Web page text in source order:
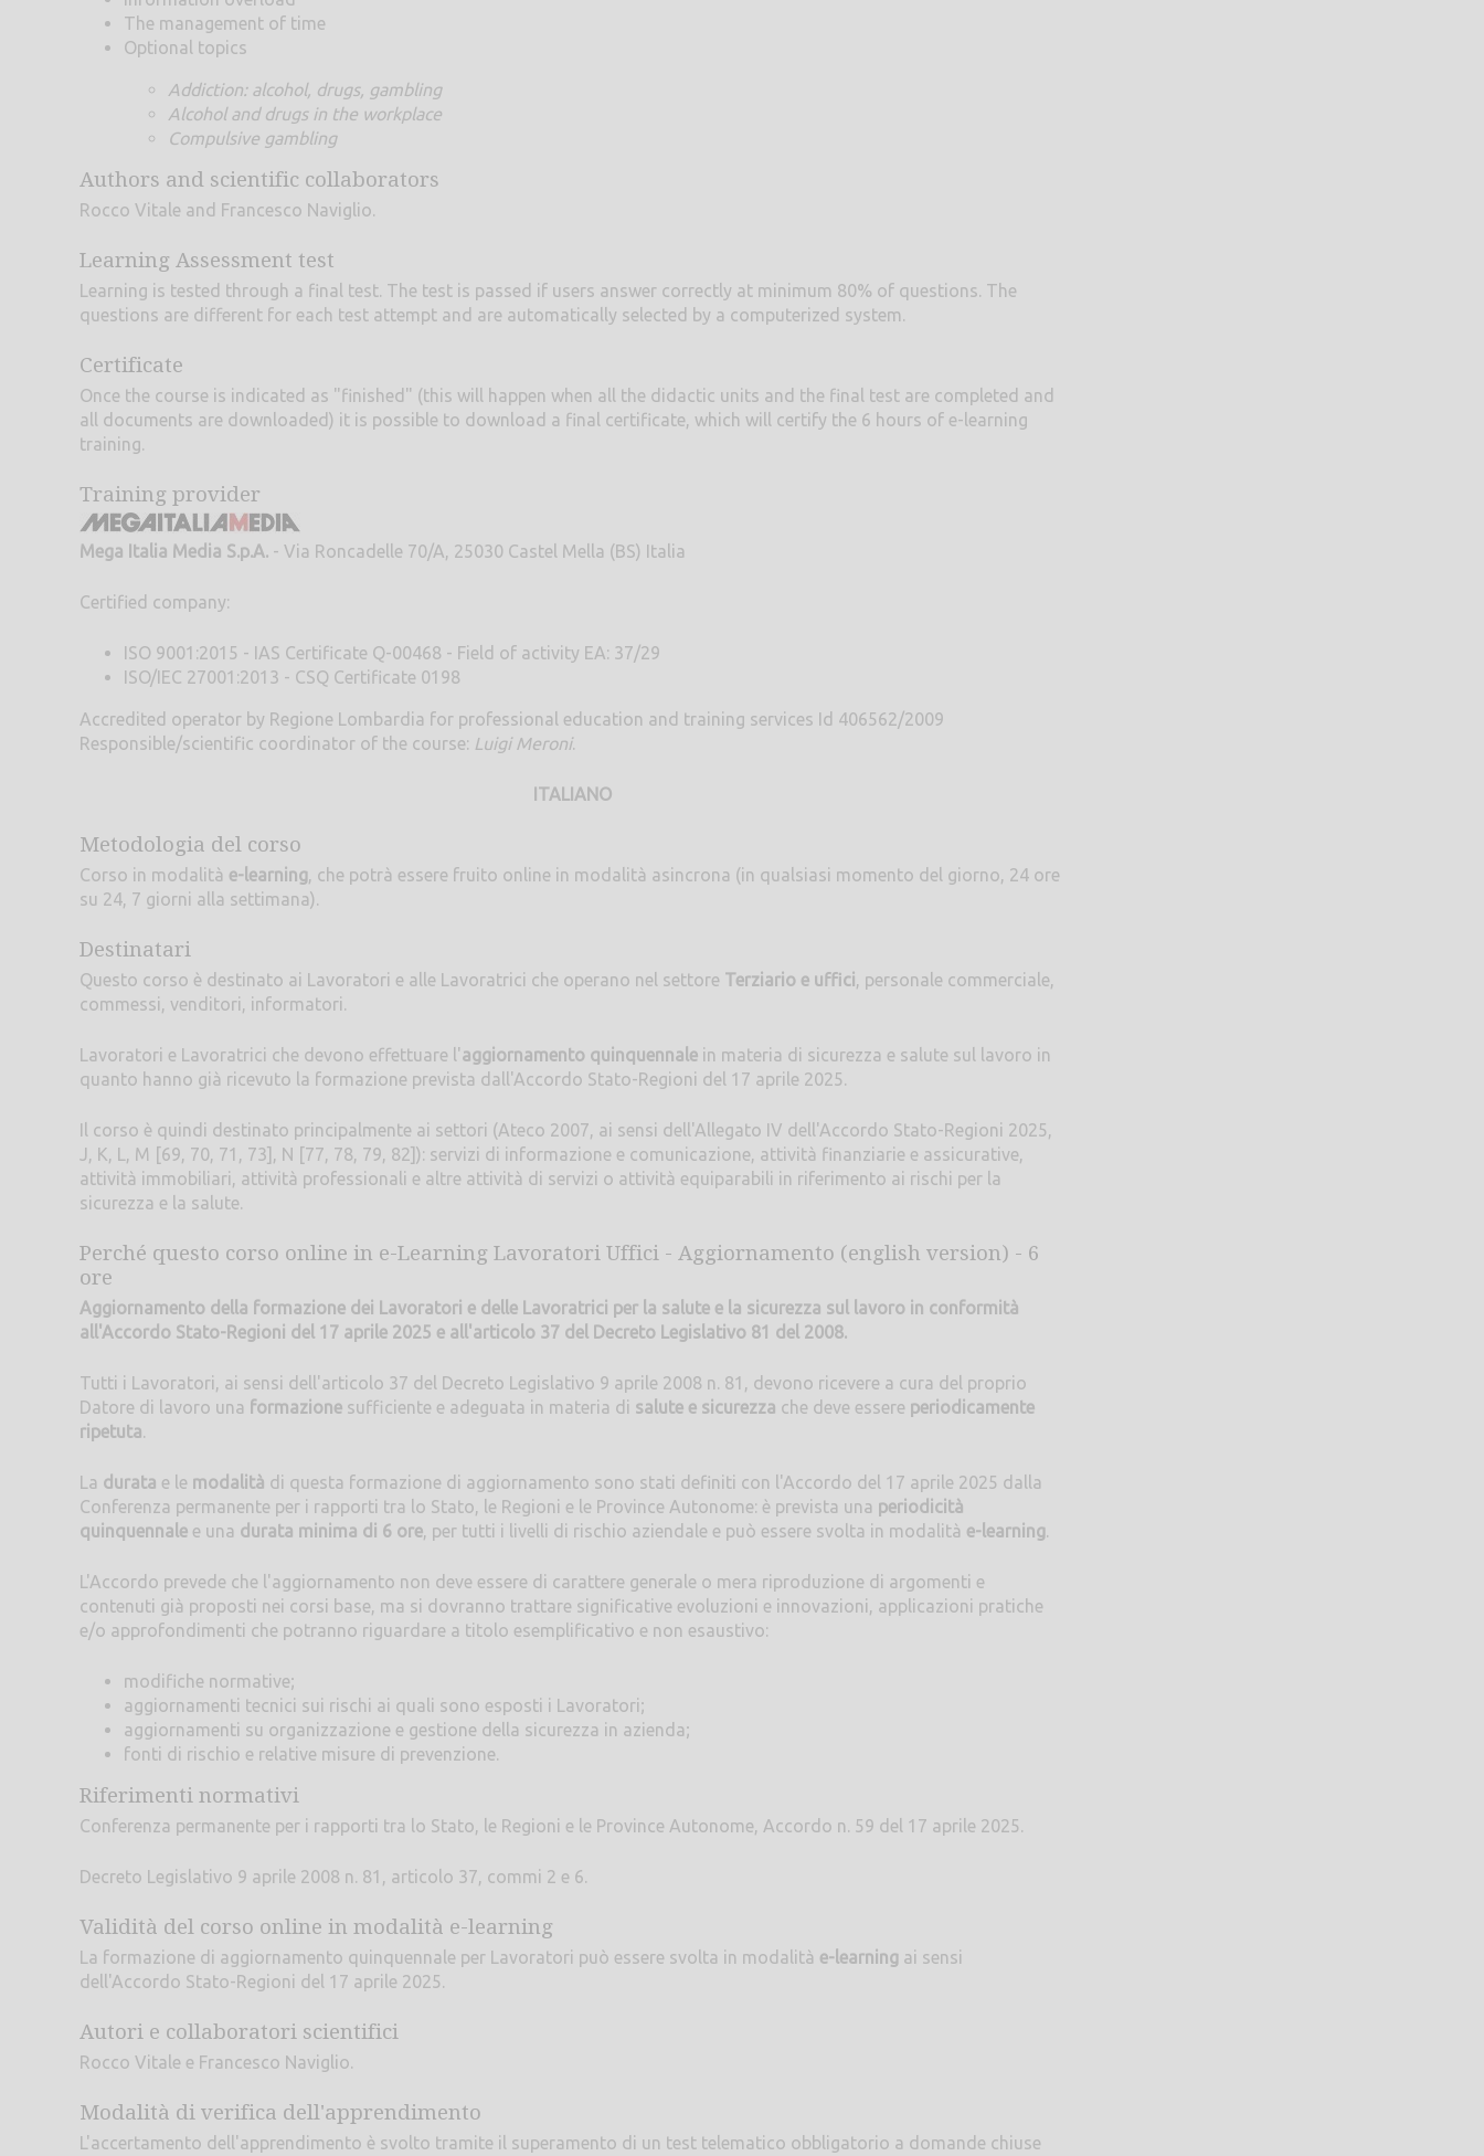
The management of time
Optional topics
Addiction: alcohol, drugs, gambling
Alcohol and drugs in the workplace
Compulsive gambling
Authors and scientific collaborators
Rocco Vitale and Francesco Naviglio.
Learning Assessment test
Learning is tested through a final test. The test is passed if users answer correctly at minimum 80% of questions. The
questions are different for each test attempt and are automatically selected by a computerized system.
Certificate
Once the course is indicated as "finished" (this will happen when all the didactic units and the final test are completed and
all documents are downloaded) it is possible to download a final certificate, which will certify the 6 hours of e-learning
training.
Training provider
Mega Italia Media S.p.A. - Via Roncadelle 70/A, 25030 Castel Mella (BS) Italia
Certified company:
ISO 9001:2015 - IAS Certificate Q-00468 - Field of activity EA: 37/29
ISO/IEC 27001:2013 - CSQ Certificate 0198
Accredited operator by Regione Lombardia for professional education and training services Id 406562/2009
Responsible/scientific coordinator of the course: Luigi Meroni.
ITALIANO
Metodologia del corso
Corso in modalità e-learning, che potrà essere fruito online in modalità asincrona (in qualsiasi momento del giorno, 24 ore
su 24, 7 giorni alla settimana).
Destinatari
Questo corso è destinato ai Lavoratori e alle Lavoratrici che operano nel settore Terziario e uffici, personale commerciale,
commessi, venditori, informatori.
Lavoratori e Lavoratrici che devono effettuare l'aggiornamento quinquennale in materia di sicurezza e salute sul lavoro in
quanto hanno già ricevuto la formazione prevista dall'Accordo Stato-Regioni del 17 aprile 2025.
Il corso è quindi destinato principalmente ai settori (Ateco 2007, ai sensi dell'Allegato IV dell'Accordo Stato-Regioni 2025,
J, K, L, M [69, 70, 71, 73], N [77, 78, 79, 82]): servizi di informazione e comunicazione, attività finanziarie e assicurative,
attività immobiliari, attività professionali e altre attività di servizi o attività equiparabili in riferimento ai rischi per la
sicurezza e la salute.
Perché questo corso online in e-Learning Lavoratori Uffici - Aggiornamento (english version) - 6
ore
Aggiornamento della formazione dei Lavoratori e delle Lavoratrici per la salute e la sicurezza sul lavoro in conformità
all'Accordo Stato-Regioni del 17 aprile 2025 e all'articolo 37 del Decreto Legislativo 81 del 2008.
Tutti i Lavoratori, ai sensi dell'articolo 37 del Decreto Legislativo 9 aprile 2008 n. 81, devono ricevere a cura del proprio
Datore di lavoro una formazione sufficiente e adeguata in materia di salute e sicurezza che deve essere periodicamente
ripetuta.
La durata e le modalità di questa formazione di aggiornamento sono stati definiti con l'Accordo del 17 aprile 2025 dalla
Conferenza permanente per i rapporti tra lo Stato, le Regioni e le Province Autonome: è prevista una periodicità
quinquennale e una durata minima di 6 ore, per tutti i livelli di rischio aziendale e può essere svolta in modalità e-learning.
L'Accordo prevede che l'aggiornamento non deve essere di carattere generale o mera riproduzione di argomenti e
contenuti già proposti nei corsi base, ma si dovranno trattare significative evoluzioni e innovazioni, applicazioni pratiche
e/o approfondimenti che potranno riguardare a titolo esemplificativo e non esaustivo:
modifiche normative;
aggiornamenti tecnici sui rischi ai quali sono esposti i Lavoratori;
aggiornamenti su organizzazione e gestione della sicurezza in azienda;
fonti di rischio e relative misure di prevenzione.
Riferimenti normativi
Conferenza permanente per i rapporti tra lo Stato, le Regioni e le Province Autonome, Accordo n. 59 del 17 aprile 2025.
Decreto Legislativo 9 aprile 2008 n. 81, articolo 37, commi 2 e 6.
Validità del corso online in modalità e-learning
La formazione di aggiornamento quinquennale per Lavoratori può essere svolta in modalità e-learning ai sensi
dell'Accordo Stato-Regioni del 17 aprile 2025.
Autori e collaboratori scientifici
Rocco Vitale e Francesco Naviglio.
Modalità di verifica dell'apprendimento
L'accertamento dell'apprendimento è svolto tramite il superamento di un test telematico obbligatorio a domande chiuse